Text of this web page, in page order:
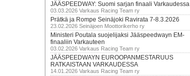
JÄÄSPEEDWAY: Suomi sarjan finaali Varkaudessa
03.03.2026 Varkaus Racing Team ry
Prätkä ja Rompe Seinäjoki Ravirata 7-8.3.2026
23.02.2026 Seinäjoen Moottorikerho ry
Ministeri Poutala suojelijaksi Jääspeedwayn EM-
finaaliin Varkauteen
03.02.2026 Varkaus Racing Team ry
JÄÄSPEEDWAYN EUROOPANMESTARUUS
RATKAISTAAN VARKAUDESSA
14.01.2026 Varkaus Racing Team ry